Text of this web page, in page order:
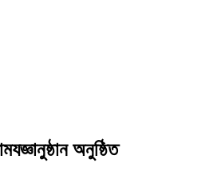
অনুষ্ঠিত